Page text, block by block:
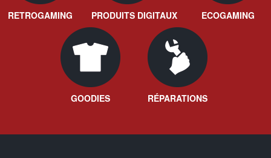
RETROGAMING PRODUITS DIGITAUX ECOGAMING
GOODIES RÉPARATIONS